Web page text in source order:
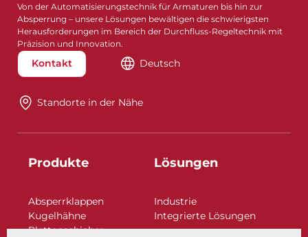
Von der Automatisierungstechnik für Armaturen bis hin zur
Absperrung – unsere Lösungen bewältigen die schwierigsten
Herausforderungen im Bereich der Durchfluss-Regeltechnik mit
Präzision und Innovation.
Kontakt Deutsch
Standorte in der Nähe​​​​​​​
Produkte
Absperrklappen
Kugelhähne
Plattenschieber
Lösungen
Industrie
Integrierte Lösungen